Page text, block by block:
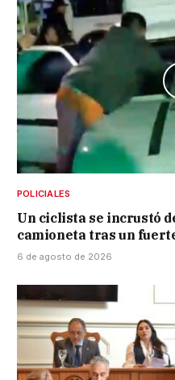
POLICIALES
Un ciclista se incrustó
camioneta tras un
6 de agosto de 2026